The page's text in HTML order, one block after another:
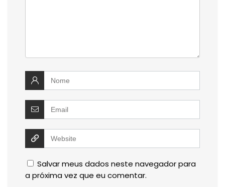
Salvar meus dados neste navegador para
a próxima vez que eu comentar.